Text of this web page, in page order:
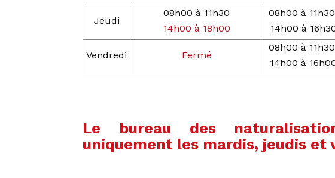
Jeudi
08h00 à 11h30
14h00 à 18h00
08h00 à 11h30
14h00 à
Vendredi Fermé
08h00 à 11h30
14h00 à
Le bureau des
uniquement les mardis, jeudis et